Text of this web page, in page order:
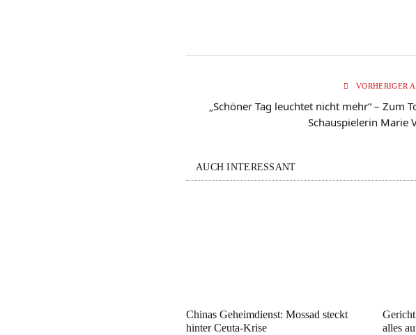
VORHERIGER
„Schöner Tag leuchtet nicht mehr“ – Zum
Schauspielerin Marie
AUCH INTERESSANT
Chinas Geheimdienst: Mossad steckt
hinter Ceuta-Krise
alles